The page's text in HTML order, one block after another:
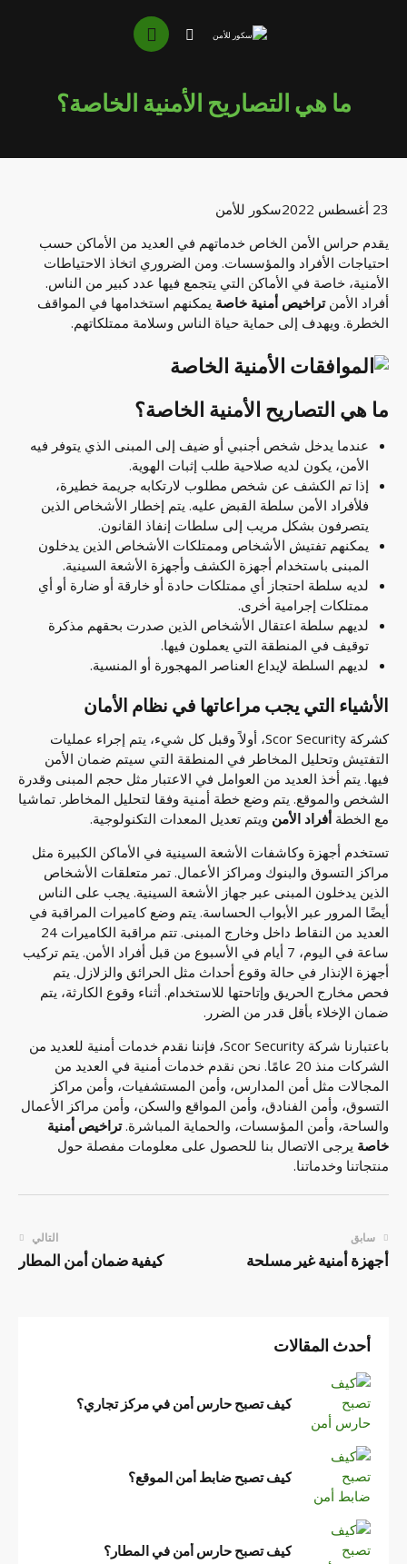
ما هي التصاريح الأمنية الخاصة؟
23 أغسطس 2022
سكور للأمن
يقدم حراس الأمن الخاص خدماتهم في العديد من الأماكن حسب
احتياجات الأفراد والمؤسسات. ومن الضروري اتخاذ الاحتياطات
الأمنية، خاصة في الأماكن التي يتجمع فيها عدد كبير من الناس.
أفراد الأمنتراخيص أمنية خاصة يمكنهم استخدامها في المواقف
الخطرة. ويهدف إلى حماية حياة الناس وسلامة ممتلكاتهم.
ما هي التصاريح الأمنية الخاصة؟
عندما يدخل شخص أجنبي أو ضيف إلى المبنى الذي يتوفر فيه
الأمن، يكون لديه صلاحية طلب إثبات الهوية.
إذا تم الكشف عن شخص مطلوب لارتكابه جريمة خطيرة،
فلأفراد الأمن سلطة القبض عليه. يتم إخطار الأشخاص الذين
يتصرفون بشكل مريب إلى سلطات إنفاذ القانون.
يمكنهم تفتيش الأشخاص وممتلكات الأشخاص الذين يدخلون
المبنى باستخدام أجهزة الكشف وأجهزة الأشعة السينية.
لديه سلطة احتجاز أي ممتلكات حادة أو خارقة أو ضارة أو أي
ممتلكات إجرامية أخرى.
لديهم سلطة اعتقال الأشخاص الذين صدرت بحقهم مذكرة
توقيف في المنطقة التي يعملون فيها.
لديهم السلطة لإيداع العناصر المهجورة أو المنسية.
الأشياء التي يجب مراعاتها في نظام الأمان
كشركة Scor Security، أولاً وقبل كل شيء، يتم إجراء عمليات
التفتيش وتحليل المخاطر في المنطقة التي سيتم ضمان الأمن
فيها. يتم أخذ العديد من العوامل في الاعتبار مثل حجم المبنى وقدرة
الشخص والموقع. يتم وضع خطة أمنية وفقا لتحليل المخاطر. تماشيا
مع الخطة أفراد الأمن ويتم تعديل المعدات التكنولوجية.
تستخدم أجهزة وكاشفات الأشعة السينية في الأماكن الكبيرة مثل
مراكز التسوق والبنوك ومراكز الأعمال. تمر متعلقات الأشخاص
الذين يدخلون المبنى عبر جهاز الأشعة السينية. يجب على الناس
أيضًا المرور عبر الأبواب الحساسة. يتم وضع كاميرات المراقبة في
العديد من النقاط داخل وخارج المبنى. تتم مراقبة الكاميرات 24
ساعة في اليوم، 7 أيام في الأسبوع من قبل أفراد الأمن. يتم تركيب
أجهزة الإنذار في حالة وقوع أحداث مثل الحرائق والزلازل. يتم
فحص مخارج الحريق وإتاحتها للاستخدام. أثناء وقوع الكارثة، يتم
ضمان الإخلاء بأقل قدر من الضرر.
باعتبارنا شركة Scor Security، فإننا نقدم خدمات أمنية للعديد من
الشركات منذ 20 عامًا. نحن نقدم خدمات أمنية في العديد من
المجالات مثل أمن المدارس، وأمن المستشفيات، وأمن مراكز
التسوق، وأمن الفنادق، وأمن المواقع والسكن، وأمن مراكز الأعمال
والساحة، وأمن المؤسسات، والحماية المباشرة.تراخيص أمنية
خاصة يرجى الاتصال بنا للحصول على معلومات مفصلة حول
منتجاتنا وخدماتنا.
سابق
أجهزة أمنية غير مسلحة
التالي
كيفية ضمان أمن المطار
أحدث المقالات
كيف تصبح حارس أمن في مركز تجاري؟
كيف تصبح ضابط أمن الموقع؟
كيف تصبح حارس أمن في المطار؟